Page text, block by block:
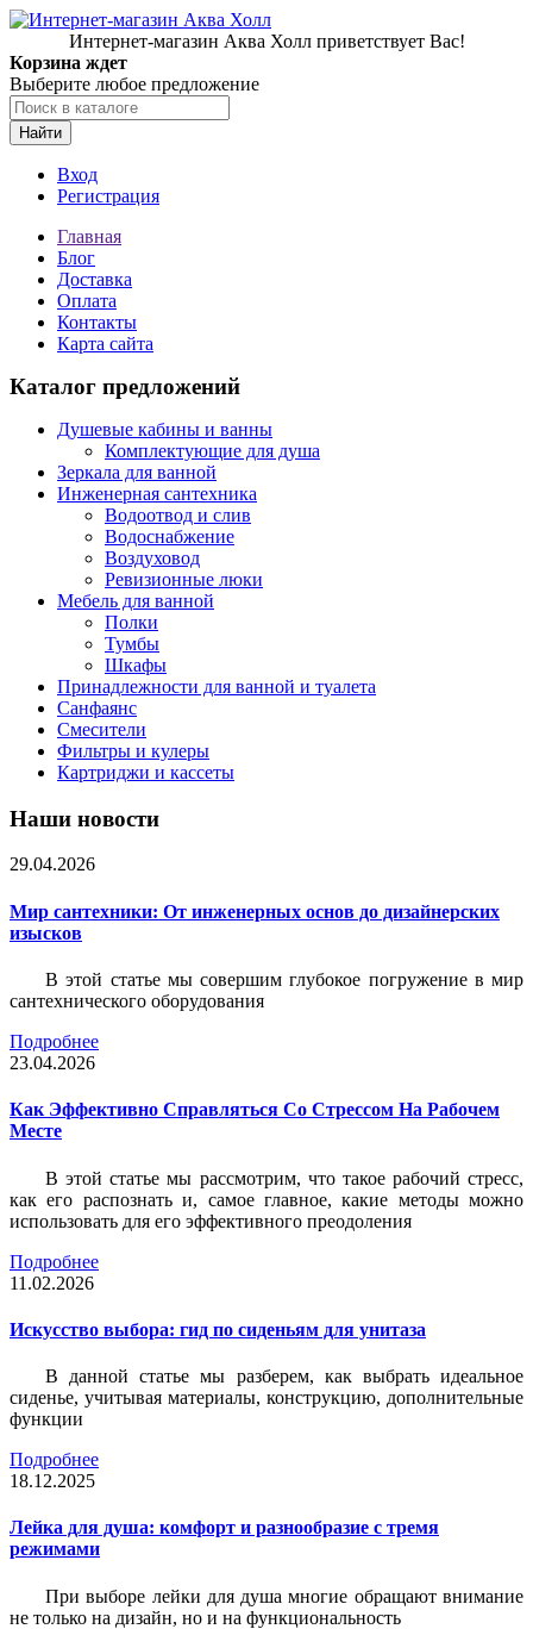
Интернет-магазин Аква Холл приветствует Вас!
Корзина ждет
Выберите любое предложение
Найти
Вход
Регистрация
Главная
Блог
Доставка
Оплата
Контакты
Карта сайта
Каталог предложений
Душевые кабины и ванны
Комплектующие для душа
Зеркала для ванной
Инженерная сантехника
Водоотвод и слив
Водоснабжение
Воздуховод
Ревизионные люки
Мебель для ванной
Полки
Тумбы
Шкафы
Принадлежности для ванной и туалета
Санфаянс
Смесители
Фильтры и кулеры
Картриджи и кассеты
Наши новости
29.04.2026
Мир сантехники: От инженерных основ до дизайнерских
изысков
В этой статье мы совершим глубокое погружение в мир
сантехнического оборудования
Подробнее
23.04.2026
Как Эффективно Справляться Со Стрессом На Рабочем
Месте
В этой статье мы рассмотрим, что такое рабочий стресс,
как его распознать и, самое главное, какие методы можно
использовать для его эффективного преодоления
Подробнее
11.02.2026
Искусство выбора: гид по сиденьям для унитаза
В данной статье мы разберем, как выбрать идеальное
сиденье, учитывая материалы, конструкцию, дополнительные
функции
Подробнее
18.12.2025
Лейка для душа: комфорт и разнообразие с тремя
режимами
При выборе лейки для душа многие обращают внимание
не только на дизайн, но и на функциональность